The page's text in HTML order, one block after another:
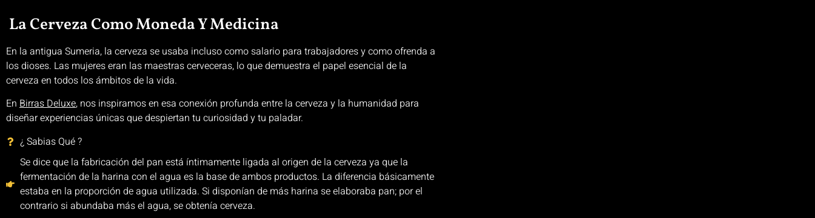
La Cerveza Como Moneda Y Medicina
En la antigua Sumeria, la cerveza se usaba incluso como salario para trabajadores y como ofrenda a
los dioses. Las mujeres eran las maestras cerveceras, lo que demuestra el papel esencial de la
cerveza en todos los ámbitos de la vida.
En Birras Deluxe, nos inspiramos en esa conexión profunda entre la cerveza y la humanidad para
diseñar experiencias únicas que despiertan tu curiosidad y tu paladar.
¿ Sabias Qué ?
Se dice que la fabricación del pan está íntimamente ligada al origen de la cerveza ya que la
fermentación de la harina con el agua es la base de ambos productos. La diferencia básicamente
estaba en la proporción de agua utilizada. Si disponían de más harina se elaboraba pan; por el
contrario si abundaba más el agua, se obtenía cerveza.